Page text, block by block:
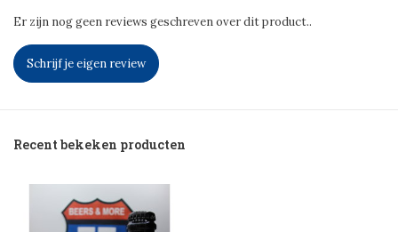
Er zijn nog geen reviews geschreven over dit product..
Schrijf je eigen review
Recent bekeken producten